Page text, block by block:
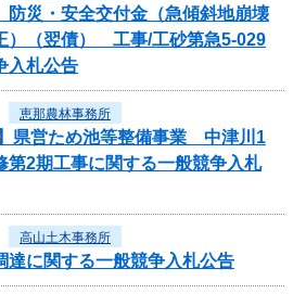
防災・安全交付金（急傾斜地崩壊
）（翌債） 工事/工砂第急5-029
入札公告
恵那農林事務所
県営ため池等整備事業 中津川1
2期工事に関する一般競争入札
高山土木事務所
達に関する一般競争入札公告